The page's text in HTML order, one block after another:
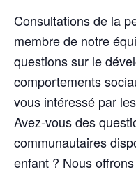
Consultations de la
membre de notre
questions sur le
comportements
vous intéressé par
Avez-vous des
communautaires
enfant ? Nous